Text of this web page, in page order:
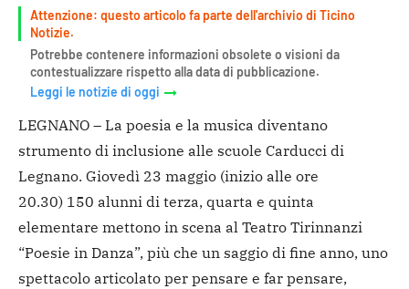
Attenzione: questo articolo fa parte dell'archivio di Ticino
Notizie.
Potrebbe contenere informazioni obsolete o visioni da
contestualizzare rispetto alla data di pubblicazione.
Leggi le notizie di oggi
LEGNANO – La poesia e la musica diventano
strumento di inclusione alle scuole Carducci di
Legnano. Giovedì 23 maggio (inizio alle ore
20.30) 150 alunni di terza, quarta e quinta
elementare mettono in scena al Teatro Tirinnanzi
“Poesie in Danza”, più che un saggio di fine anno, uno
spettacolo articolato per pensare e far pensare,